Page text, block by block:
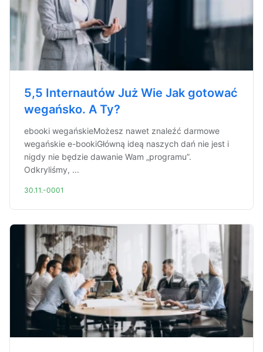
5,5 Internautów Już Wie Jak gotować
wegańsko. A Ty?
ebooki wegańskieMożesz nawet znaleźć darmowe
wegańskie e-bookiGłówną ideą naszych dań nie jest i
nigdy nie będzie dawanie Wam „programu”.
Odkryliśmy, ...
30.11.-0001